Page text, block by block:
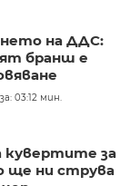
на ДДС:
бранш е
03:12 мин.
кувертите за
ще ни струва